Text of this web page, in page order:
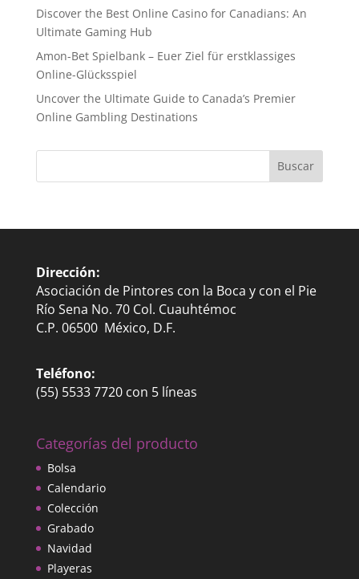
Discover the Best Online Casino for Canadians: An
Ultimate Gaming Hub
Amon-Bet Spielbank – Euer Ziel für erstklassiges
Online-Glücksspiel
Uncover the Ultimate Guide to Canada’s Premier
Online Gambling Destinations
Dirección:
Asociación de Pintores con la Boca y con el Pie
Río Sena No. 70 Col. Cuauhtémoc
C.P. 06500 México, D.F.
Teléfono:
(55) 5533 7720 con 5 líneas
Categorías del producto
Bolsa
Calendario
Colección
Grabado
Navidad
Playeras